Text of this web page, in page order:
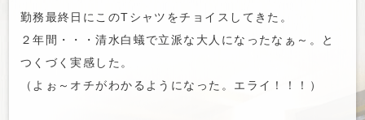
勤務最終日にこのTシャツをチョイスしてきた。
２年間・・・清水白蟻で立派な大人になったなぁ～。と
つくづく実感した。
（よぉ～オチがわかるようになった。エライ！！！）